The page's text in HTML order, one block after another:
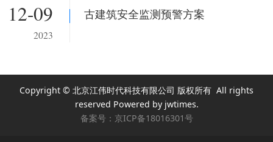
12-09
2023
古建筑安全监测预警方案
Copyright © 北京江伟时代科技有限公司 版权所有 All rights
reserved Powered by jwtimes.
备案号： 京ICP备18016301号